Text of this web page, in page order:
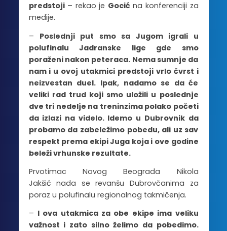
predstoji– rekao je Gocić na konferenciji za
medije.
– Poslednji put smo sa Jugom igrali u
polufinalu Jadranske lige gde smo
poraženi nakon peteraca. Nema sumnje da
nam i u ovoj utakmici predstoji vrlo čvrst i
neizvestan duel. Ipak, nadamo se da će
veliki rad trud koji smo uložili u poslednje
dve tri nedelje na treninzima polako početi
da izlazi na videlo. Idemo u Dubrovnik da
probamo da zabeležimo pobedu, ali uz sav
respekt prema ekipi Juga koja i ove godine
beleži vrhunske rezultate.
Prvotimac Novog Beograda Nikola
Jakšić nada se revanšu Dubrovčanima za
poraz u polufinalu regionalnog takmičenja.
– I ova utakmica za obe ekipe ima veliku
važnost i zato silno želimo da pobedimo.